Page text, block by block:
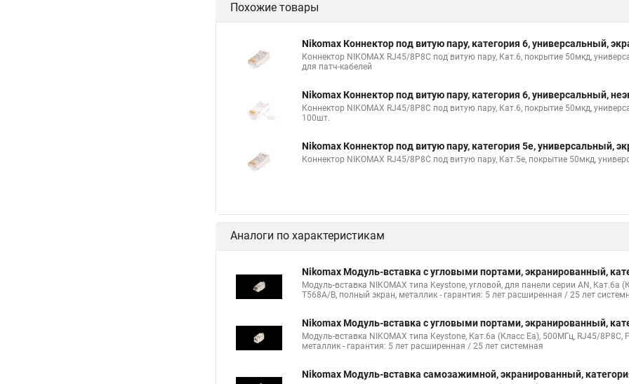
Похожие товары
Nikomax Коннектор под витую пару, категория 6, универсальный,
Коннектор NIKOMAX RJ45/8P8C под витую пару, Кат.6, покрытие 50мкд,
для патч-кабелей
Nikomax Коннектор под витую пару, категория 6, универсальный,
Коннектор NIKOMAX RJ45/8P8C под витую пару, Кат.6, покрытие 50мкд,
100шт.
Nikomax Коннектор под витую пару, категория 5е, универсальный,
Коннектор NIKOMAX RJ45/8P8C под витую пару, Кат.5е, покрытие 50мкд,
Аналоги по характеристикам
Nikomax Модуль-вставка с угловыми портами, экранированный,
Модуль-вставка NIKOMAX типа Keystone, угловой, для панели серии AN, Кат.6a
T568A/B, полный экран, металлик - гарантия: 5 лет расширенная / 25 лет
Nikomax Модуль-вставка с угловыми портами, экранированный,
Модуль-вставка NIKOMAX типа Keystone, Кат.6a (Класс Ea), 500МГц, RJ45/8P8C,
металлик - гарантия: 5 лет расширенная / 25 лет системная
Nikomax Модуль-вставка самозажимной, экранированный,